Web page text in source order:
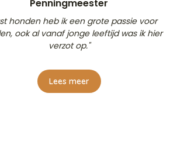
Penningmeester
honden heb ik een grote passie voor
ook al vanaf jonge leeftijd was ik hier
verzot op."
Lees meer